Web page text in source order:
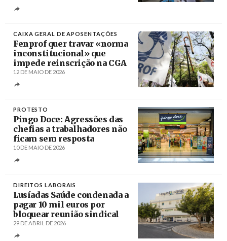
CAIXA GERAL DE APOSENTAÇÕES
Fenprof quer travar «norma
inconstitucional» que
impede reinscrição na CGA
12 DE MAIO DE 2026
PROTESTO
Pingo Doce: Agressões das
chefias a trabalhadores não
ficam sem resposta
10 DE MAIO DE 2026
DIREITOS LABORAIS
Lusíadas Saúde condenada a
pagar 10 mil euros por
bloquear reunião sindical
29 DE ABRIL DE 2026